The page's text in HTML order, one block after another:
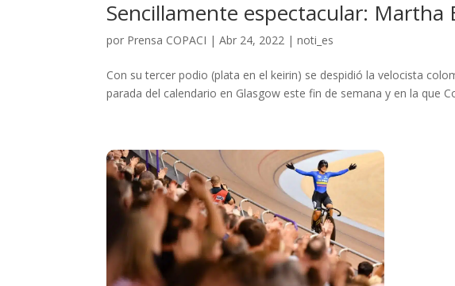
Sencillamente espectacular: Martha
por Prensa COPACI |Abr 24, 2022 |noti_es
Con su tercer podio (plata en el keirin) se despidió la velocista
parada del calendario en Glasgow este fin de semana y en la que